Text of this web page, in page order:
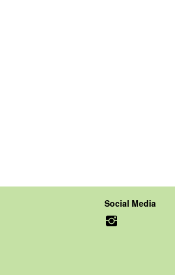
Social Media